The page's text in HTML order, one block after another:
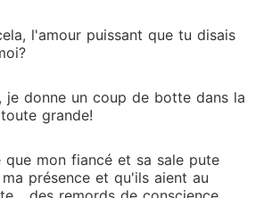
l'amour puissant que tu disais
je donne un coup de botte dans la
grande!
mon fiancé et sa sale pute
présence et qu'ils aient au